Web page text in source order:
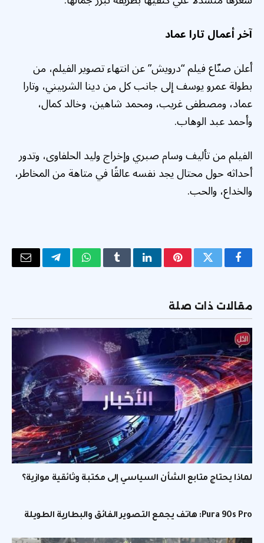
آخر أعمال تارا عماد
أعلن صنّاع فيلم “درويش” عن انتهاء تصوير الفيلم، من
بطولة عمرو يوسف إلى جانب كل من دينا الشربيني، وتارا
عماد، ومصطفى غريب، ومحمد شاهين، وخالد كمال،
وأحمد عبد الوهاب.
الفيلم من تأليف وسام صبري وإخراج وليد الحلفاوى، وتدور
أحداثه حول محتال يجد نفسه عالقًا في متاهة من المخاطر،
والخداع، والحب.
فيسبوكتويتر بينتيريستلينكدإنTumblrواتسابتيلقرامالبريد
مقالات ذات صلة
لماذا يحتاج متابع الشأن السياسي إلى مكتبة وثائقية موازية؟
Pura 90s Pro: هاتف يجمع التصوير الفائق والبطارية الطويلة